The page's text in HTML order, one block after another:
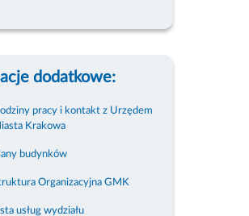
dodatkowe:
pracy i kontakt z Urzędem
Krakowa
budynków
Organizacyjna GMK
usług wydziału